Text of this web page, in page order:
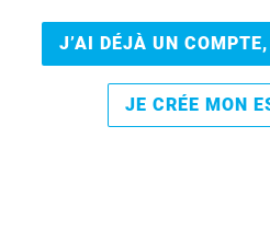
J’AI DÉJÀ UN
JE CRÉE MON